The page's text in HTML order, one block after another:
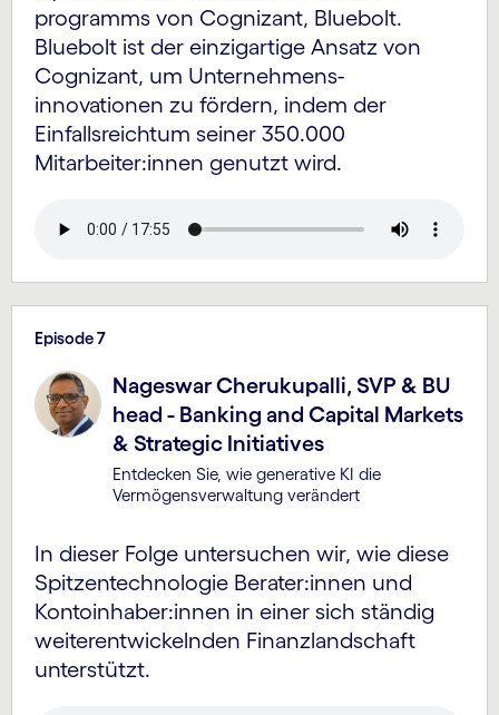
programms von Cognizant, Bluebolt.
Bluebolt ist der einzigartige Ansatz von
Cognizant, um Unternehmens­
innovationen zu fördern, indem der
Einfalls­reichtum seiner 350.000
Mitarbeiter:innen genutzt wird.
Episode 7
Nageswar Cherukupalli, SVP & BU
head - Banking and Capital Markets
& Strategic Initiatives
Entdecken Sie, wie generative KI die
Vermögens­verwaltung verändert
In dieser Folge untersuchen wir, wie diese
Spitzen­technologie Berater:innen und
Konto­inhaber:innen in einer sich ständig
weiter­entwickelnden Finanz­land­schaft
unterstützt.